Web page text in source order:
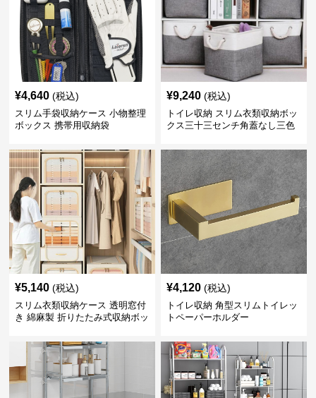
¥4,640 (税込)
スリム手袋収納ケース 小物整理
ボックス 携帯用収納袋
¥9,240 (税込)
トイレ収納 スリム衣類収納ボッ
クス三十三センチ角蓋なし三色
¥5,140 (税込)
スリム衣類収納ケース 透明窓付
き 綿麻製 折りたたみ式収納ボッ
¥4,120 (税込)
トイレ収納 角型スリムトイレッ
トペーパーホルダー